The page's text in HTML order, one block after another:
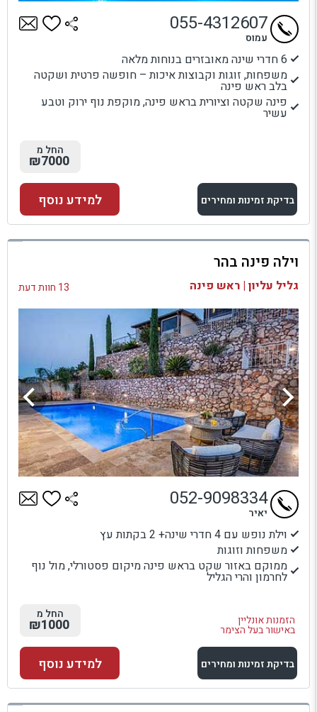
6 חדרי שינה מאובזרים בנוחות מלאה
משפחות, זוגות וקבוצות איכות – חופשה פרטית ושקטה
בלב ראש פינה
פינה שקטה וציורית בראש פינה, מוקפת נוף ירוק וטבע
עשיר
055-4312607
עמוס
החל מ
₪7000
בדיקת זמינות ומחירים
למתחם זה
בדיקת זמינות ומחירים
למידע נוסף
וילה פינה בהר
גליל עליון | ראש פינה 13 חוות דעת
וילת נופש עם 4 חדרי שינה+ 2 בקתות עץ
משפחות וזוגות
ממוקם באזור שקט בראש פינה מיקום פסטורלי, מול נוף
לחרמון והרי הגליל
הזמנות אונליין
באישור בעל הצימר
052-9098334
יאיר
החל מ
₪1000
בדיקת זמינות ומחירים
למתחם זה
למידע נוסף